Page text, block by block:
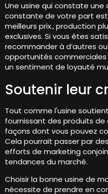
Une usine qui constate
constante de votre part
meilleurs prix., production
exclusives. Si vous êtes
recommander à d’autres
opportunités
un sentiment de loyauté
Soutenir leur
Tout comme l'usine
fournissant des produits de
façons dont vous pouvez
Cela pourrait passer par
efforts de marketing
tendances du marché.
Choisir la bonne usine de
nécessite de prendre en